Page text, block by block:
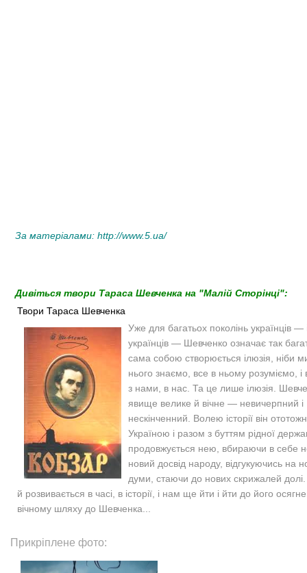
За матеріалами: http://www.5.ua/
Дивіться твори Тараса Шевченка на "Малій Сторінці":
Твори Тараса Шевченка
Уже для багатьох поколінь українців —
українців — Шевченко означає так
сама собою створюється ілюзія, ніби
нього знаємо, все в ньому розуміємо, і
з нами, в нас. Та це лише ілюзія.
явище велике й вічне — невичерпний і
нескінченний. Волею історії він
Україною і разом з буттям рідної
продовжується нею, вбираючи в себе
новий досвід народу, відгукуючись на
думи, стаючи до нових скрижалей долі.
й розвивається в часі, в історії, і нам ще йти і йти до його
вічному шляху до Шевченка...
Прикріплене фото: